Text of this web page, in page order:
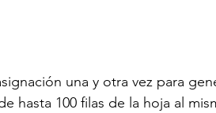
una y otra vez para
hasta 100 filas de la hoja al